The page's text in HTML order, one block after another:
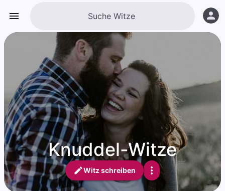
Knuddel-Witze
Witz schreiben